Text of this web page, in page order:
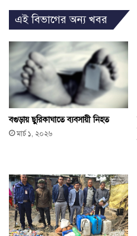
এই বিভাগের অন্য খবর
বগুড়ায় ছুরিকাঘাতে ব্যবসায়ী নিহত
মার্চ ১, ২০২৬